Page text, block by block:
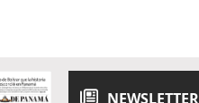
NEWSLETTER